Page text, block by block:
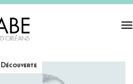
Découverte